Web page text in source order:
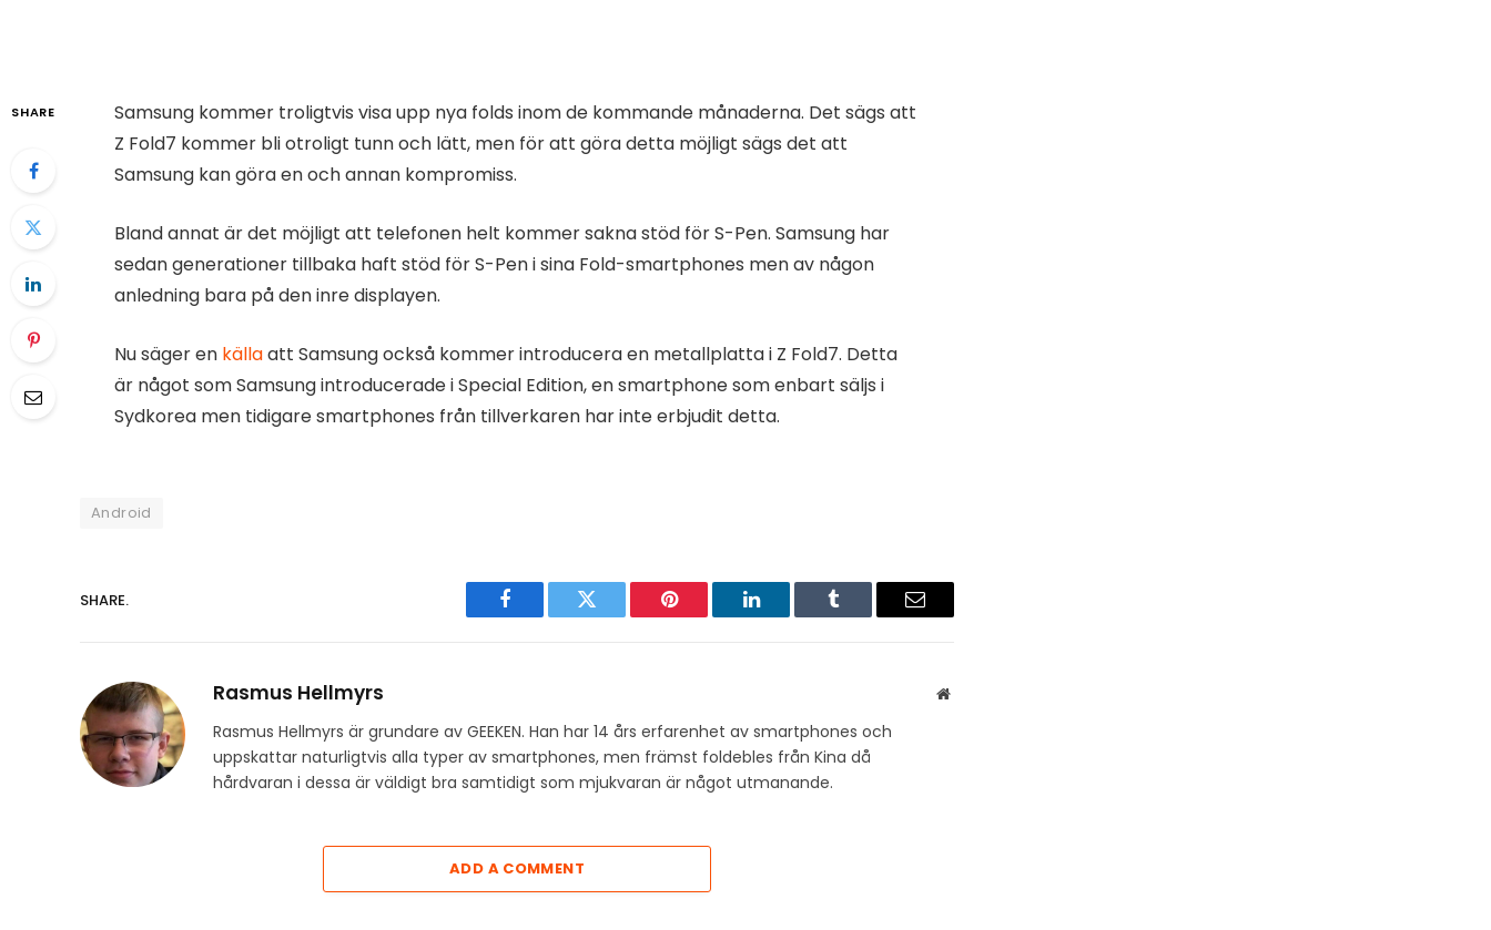
SHARE
Samsung kommer troligtvis visa upp nya folds inom de kommande månaderna. Det sägs att
Z Fold7 kommer bli otroligt tunn och lätt, men för att göra detta möjligt sägs det att
Samsung kan göra en och annan kompromiss.
Bland annat är det möjligt att telefonen helt kommer sakna stöd för S-Pen. Samsung har
sedan generationer tillbaka haft stöd för S-Pen i sina Fold-smartphones men av någon
anledning bara på den inre displayen.
Nu säger en källaatt Samsung också kommer introducera en metallplatta i Z Fold7. Detta
är något som Samsung introducerade i Special Edition, en smartphone som enbart säljs i
Sydkorea men tidigare smartphones från tillverkaren har inte erbjudit detta.
Android
SHARE.
Facebook Twitter Pinterest LinkedIn Tumblr Email
Rasmus Hellmyrs Website
Rasmus Hellmyrs är grundare av GEEKEN. Han har 14 års erfarenhet av smartphones och
uppskattar naturligtvis alla typer av smartphones, men främst foldebles från Kina då
hårdvaran i dessa är väldigt bra samtidigt som mjukvaran är något utmanande.
ADD A COMMENT